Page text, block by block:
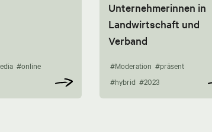
#online
Unternehmerinnen in
Landwirtschaft und
Verband
#Moderation #präsent
#hybrid #2023